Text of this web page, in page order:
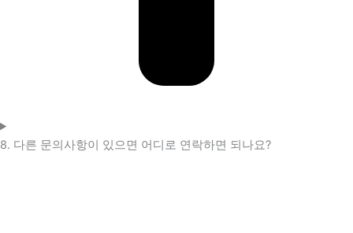
8. 다른 문의사항이 있으면 어디로 연락하면 되나요?